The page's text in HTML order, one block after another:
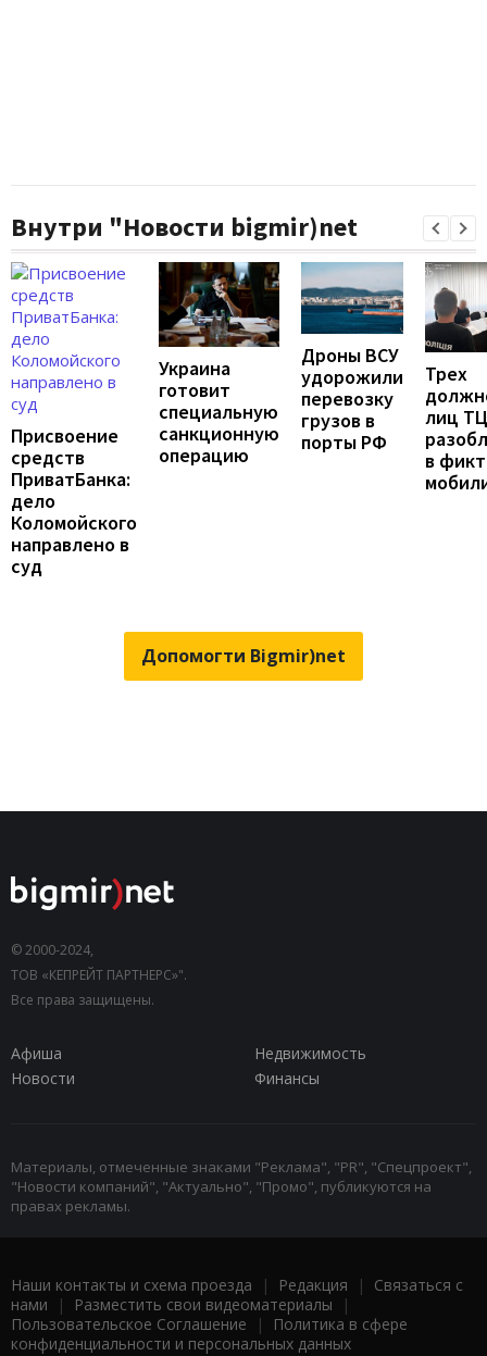
Внутри "Новости bigmir)net
Присвоение
средств
ПриватБанка:
дело
Коломойского
направлено в
суд
Украина
готовит
специальную
санкционную
операцию
Дроны ВСУ
удорожили
перевозку
грузов в
порты РФ
Трех
лиц
в
Допомогти Bigmir)net
© 2000-2024,
ТОВ «КЕПРЕЙТ ПАРТНЕРС»".
Все права защищены.
Афиша
Недвижимость
Новости
Финансы
Материалы, отмеченные знаками "Реклама", "PR", "Спецпроект",
"Новости компаний", "Актуально", "Промо", публикуются на
правах рекламы.
Наши контакты и схема проезда | Редакция | Связаться с
нами | Разместить свои видеоматериалы |
Пользовательское Соглашение |
Политика в сфере
конфиденциальности и персональных данных